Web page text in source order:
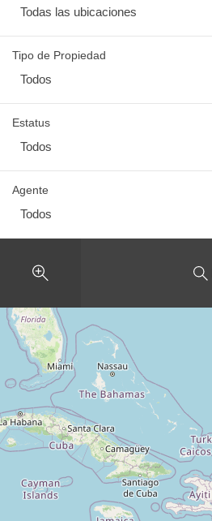
Todas las ubicaciones
Tipo de Propiedad
Todos
Estatus
Todos
Agente
Todos